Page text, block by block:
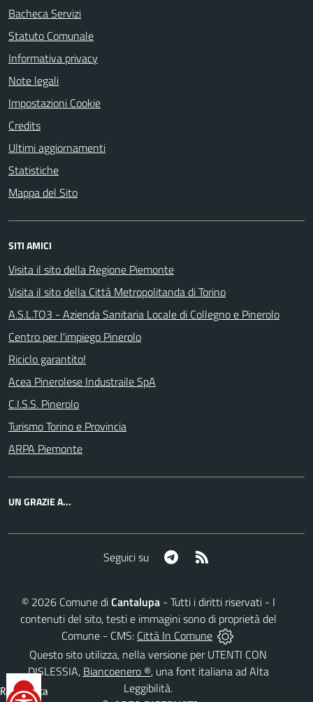
Bacheca Servizi
Statuto Comunale
Informativa privacy
Note legali
Impostazioni Cookie
Credits
Ultimi aggiornamenti
Statistiche
Mappa del Sito
SITI AMICI
Visita il sito della Regione Piemonte
Visita il sito della Città Metropolitanda di Torino
A.S.L.TO3 - Azienda Sanitaria Locale di Collegno e Pinerolo
Centro per l'impiego Pinerolo
Riciclo garantito!
Acea Pinerolese Industraile SpA
C.I.S.S. Pinerolo
Turismo Torino e Provincia
ARPA Piemonte
UN GRAZIE A...
Seguici su Telegram
© 2026Comune diCantalupa- Tutti i diritti riservati - I
contenuti del sito, testi e immagini sono di proprietà del
Comune - CMS: Città In Comune
Questo sito utilizza, nella versione per UTENTI CON
DISLESSIA, Biancoenero ®, una font italiana ad Alta
Leggibilità.
Reimposta